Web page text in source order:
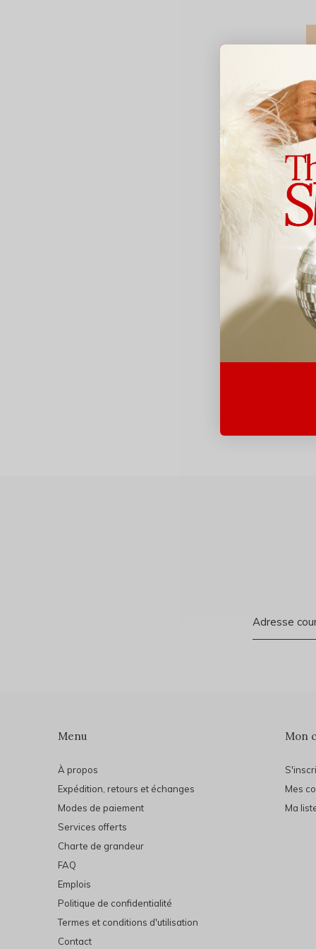
Menu
À propos
Expédition, retours et échanges
Modes de paiement
Services offerts
Charte de grandeur
FAQ
Emplois
Politique de confidentialité
Termes et conditions d'utilisation
Contact
Mon
Mes
Ma